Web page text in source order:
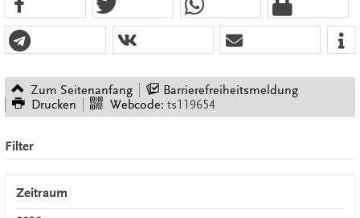
Zum Seitenanfang
Barrierefreiheitsmeldung
Drucken
Webcode: ts119654
Filter
Zeitraum